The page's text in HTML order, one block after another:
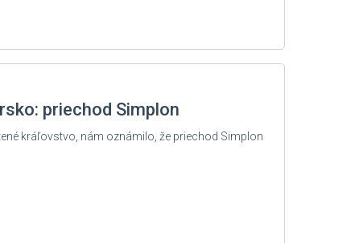
priechod Simplon
kráľovstvo, nám oznámilo, že priechod Simplon